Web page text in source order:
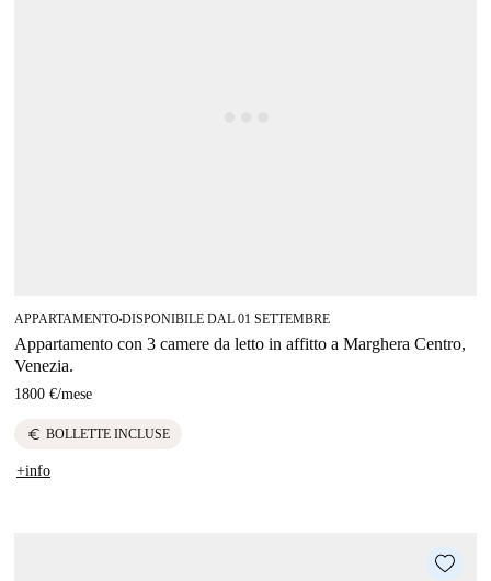
APPARTAMENTO■DISPONIBILE DAL 01 SETTEMBRE
Appartamento con 3 camere da letto in affitto a Marghera Centro,
Venezia.
1800 €/mese
euro BOLLETTE INCLUSE
+info